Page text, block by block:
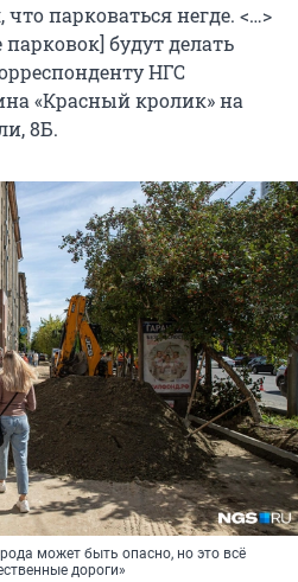
парковаться негде. <…>
будут делать
НГС
«Красный кролик» на
8Б.
может быть опасно, но это всё
дороги»